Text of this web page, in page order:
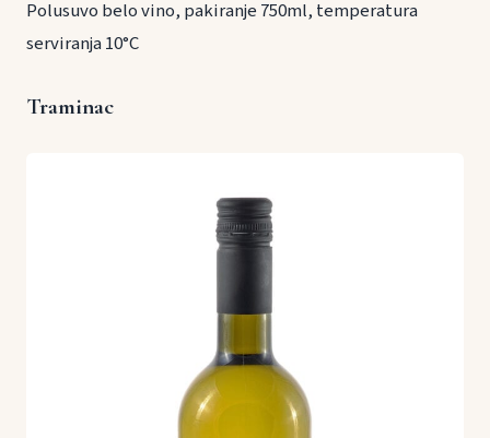
Polusuvo belo vino, pakiranje 750ml, temperatura
serviranja 10°C
Traminac